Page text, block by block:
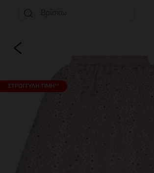
ΣΤΡΟΓΓΥΛΗ ΤΙΜΗ**